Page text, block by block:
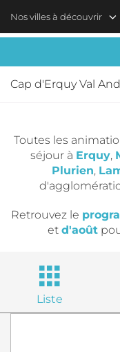
Nos villes à découvrir
Cap d'Erquy Val
Toutes les
séjour à Erquy,
Plurien,
Retrouvez le
et d'août
Liste